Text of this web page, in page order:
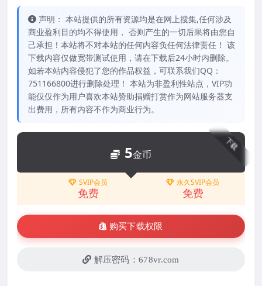
声明： 本站提供的所有资源均是在网上搜集,任何涉及
商业盈利目的均不得使用， 否则产生的一切后果将由您自
己承担！本站将不对本站的任何内容负任何法律责任！ 该
下载内容仅做宽带测试使用，请在下载后24小时内删除。
如若本站内容侵犯了您的作品权益，可联系我们QQ：
751166800进行删除处理！ 本站为非盈利性站点，VIP功
能仅仅作为用户喜欢本站赞助捐赠打赏作为网站服务器支
出费用，所有内容不作为商业行为。
下载
5金币
SVIP会员
免费
永久SVIP会员
免费
购买下载权限
解压密码：678vr.com